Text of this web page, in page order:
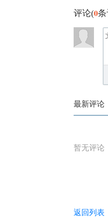
评论(0
最新评论
暂无评论
返回列表